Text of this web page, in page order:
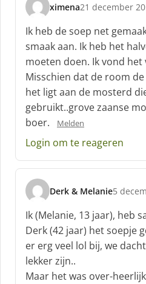
ximena
s
c
h
r
e
e
f
21 december
Ik heb de soep net
smaak aan. Ik heb het
moeten doen. Ik vond het
Misschien dat de room
het ligt aan de mosterd
gebruikt..grove zaanse
boer.
Melden
Login om te reageren
Derk & Melanie
s
c
h
r
e
e
f
5
Ik (Melanie, 13 jaar), heb
Derk (42 jaar) het soepje
er erg veel lol bij, we
lekker zijn..
Maar het was over-